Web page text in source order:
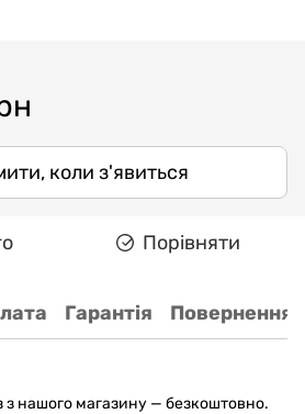
коли з'явиться
Порівняти
Гарантія Повернення
з нашого магазину — безкоштовно.